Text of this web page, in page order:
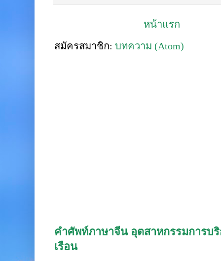
หน้าแรก
สมัครสมาชิก: บทความ (Atom)
คำศัพท์ภาษาจีน อุตสาหกรรมการบ
เรือน